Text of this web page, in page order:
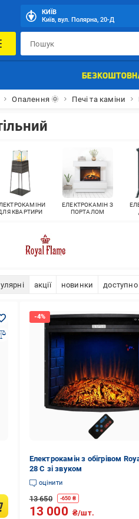
КИЇВ
Київ, вул. Полярна, 20-Д
Опалення 🌞 Печі та каміни
КВАРТИРИ
ЕЛЕКТРОКАМІН З
ПОРТАЛОМ
акції новинки
Електрокамін з обігрівом
28 C зі звуком
оцінити
13 650 -650 ₴
13 000 ₴/шт.